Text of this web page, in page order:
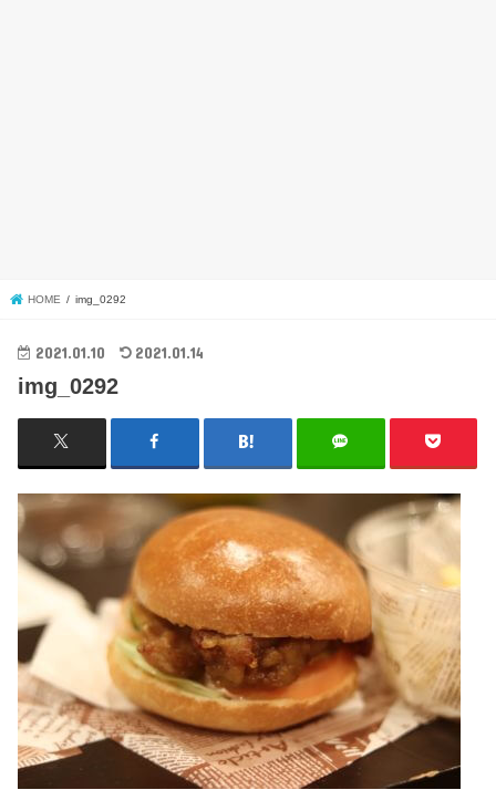
HOME img_0292
2021.01.10 2021.01.14
img_0292